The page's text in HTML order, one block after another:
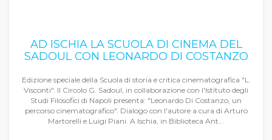
AD ISCHIA LA SCUOLA DI CINEMA DEL
SADOUL CON LEONARDO DI COSTANZO
Edizione speciale della Scuola di storia e critica cinematografica "L.
Visconti". Il Circolo G. Sadoul, in collaborazione con l'Istituto degli
Studi Filosofici di Napoli presenta: "Leonardo Di Costanzo, un
percorso cinematografico". Dialogo con l'autore a cura di Arturo
Martorelli e Luigi Piani. A Ischia, in Biblioteca Ant...